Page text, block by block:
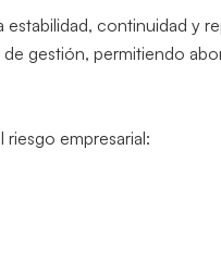
continuidad y
gestión, permitiendo
empresarial: